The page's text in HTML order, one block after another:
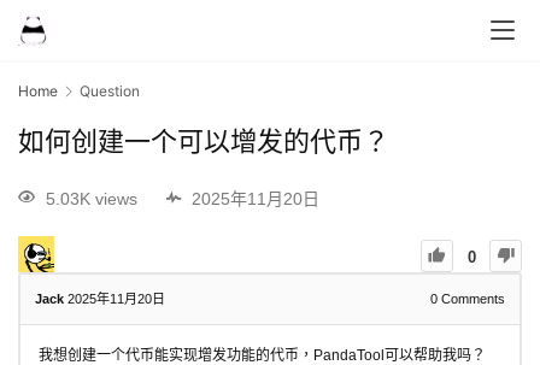
Home Question
如何创建一个可以增发的代币？
5.03K views 2025年11月20日
0
Jack 2025年11月20日 0 Comments
我想创建一个代币能实现增发功能的代币，PandaTool可以帮助我吗？